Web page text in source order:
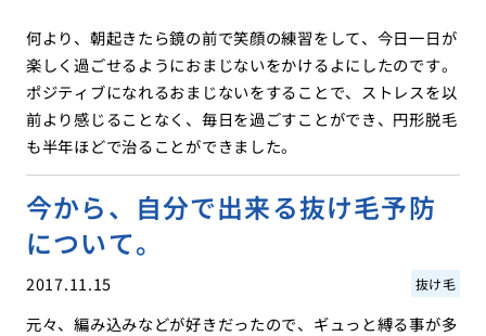
何より、朝起きたら鏡の前で笑顔の練習をして、今日一日が
楽しく過ごせるようにおまじないをかけるよにしたのです。
ポジティブになれるおまじないをすることで、ストレスを以
前より感じることなく、毎日を過ごすことができ、円形脱毛
も半年ほどで治ることができました。
今から、自分で出来る抜け毛予防
について。
2017.11.15 抜け毛
元々、編み込みなどが好きだったので、ギュっと縛る事が多